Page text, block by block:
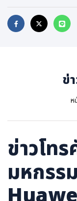
กิจกรรม
ข่
ห
ข่าวโท
มหกรร